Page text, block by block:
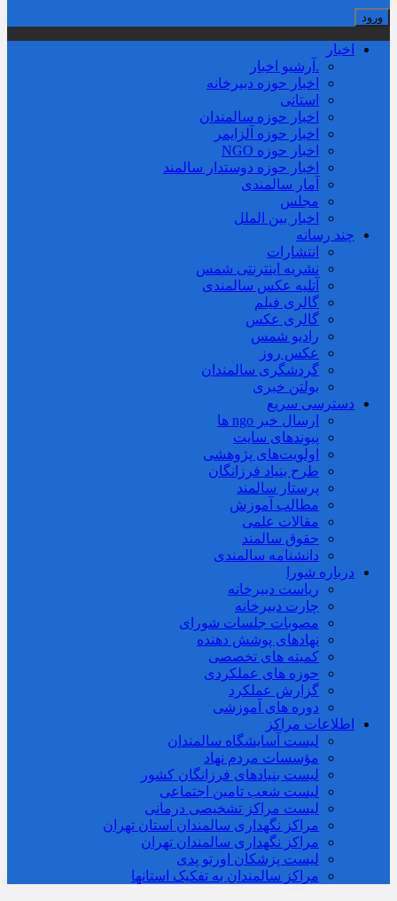
اخبار
.آرشیو اخبار
اخبار حوزه دبیرخانه
استانی
اخبار حوزه سالمندان
اخبار حوزه آلزايمر
اخبار حوزه NGO
اخبار حوزه دوستدار سالمند
آمار سالمندی
مجلس
اخبار بین الملل
چند رسانه
انتشارات
نشریه اینترنتی شمس
آتلیه عکس سالمندی
گالری فیلم
گالری عکس
رادیو شمس
عکس روز
گردشگری سالمندان
بولتن خبری
دسترسی سریع
ارسال خبر ngo ها
پیوندهای سایت
اولویت‌های پژوهشی
طرح بنیاد فرزانگان
پرستار سالمند
مطالب آموزش
مقالات علمی
حقوق سالمند
دانشنامه سالمندی
درباره شورا
ریاست دبیرخانه
چارت دبیرخانه
مصوبات جلسات شورای
نهادهای پوشش دهنده
کمیته های تخصصی
حوزه های عملکردی
گزارش عملکرد
دوره های آموزشی
اطلاعات مراکز
لیست آسایشگاه سالمندان
مؤسسات مردم نهاد
لیست بنیادهای فرزانگان کشور
لیست شعب تامین اجتماعی
لیست مراکز تشخیصی درمانی
مراکز نگهداری سالمندان استان تهران
مراکز نگهداری سالمندان تهران
لیست پزشکان اورتو پدی
مراکز سالمندان به تفکیک استانها